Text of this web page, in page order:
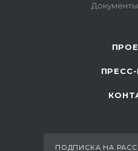
ПОДПИСКА НА